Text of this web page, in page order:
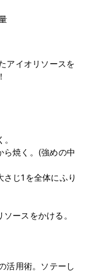
アイオリソースを
！
ら焼く。(強めの中
じ1を全体にふり
ースをかける。
活用術。ソテーし